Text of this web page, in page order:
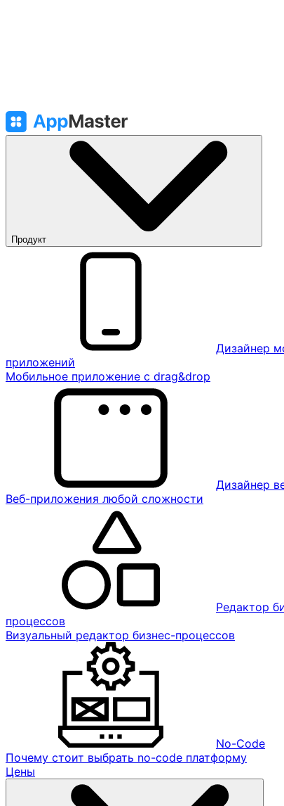
Продукт
Дизайнер
приложений
Мобильное приложение с drag&drop
Дизайнер
Веб-приложения любой сложности
Редактор
процессов
Визуальный редактор бизнес-процессов
No-Code
Почему стоит выбрать no-code платформу
Цены